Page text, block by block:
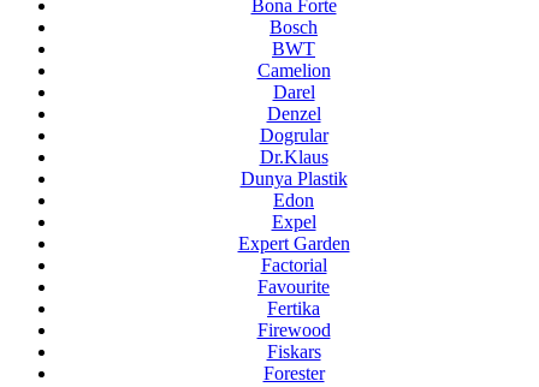
Bona Forte
Bosch
BWT
Camelion
Darel
Denzel
Dogrular
Dr.Klaus
Dunya Plastik
Edon
Expel
Expert Garden
Factorial
Favourite
Fertika
Firewood
Fiskars
Forester